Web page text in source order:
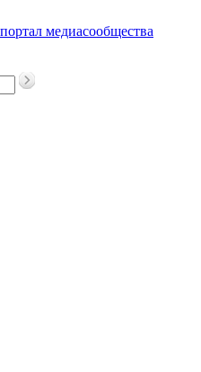
медиасообщества